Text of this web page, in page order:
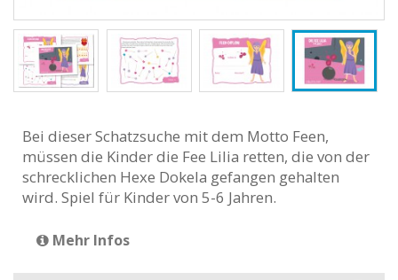
Bei dieser Schatzsuche mit dem Motto Feen,
müssen die Kinder die Fee Lilia retten, die von der
schrecklichen Hexe Dokela gefangen gehalten
wird. Spiel für Kinder von 5-6 Jahren.
Mehr Infos